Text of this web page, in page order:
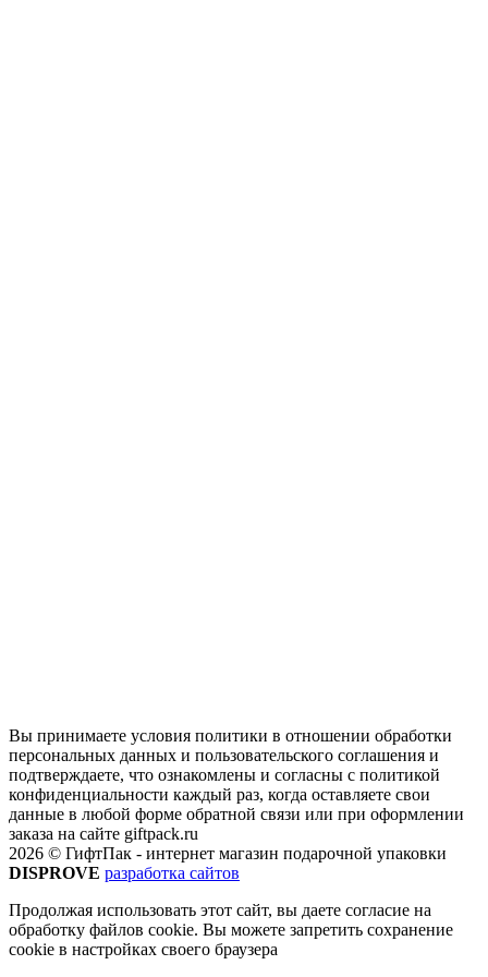
Вы принимаете условия политики в отношении обработки
персональных данных и пользовательского соглашения и
подтверждаете, что ознакомлены и согласны с политикой
конфиденциальности каждый раз, когда оставляете свои
данные в любой форме обратной связи или при оформлении
заказа на сайте giftpack.ru
2026 © ГифтПак - интернет магазин подарочной упаковки
DISPROVE разработка сайтов
Продолжая использовать этот сайт, вы даете согласие на
обработку файлов cookie. Вы можете запретить сохранение
cookie в настройках своего браузера